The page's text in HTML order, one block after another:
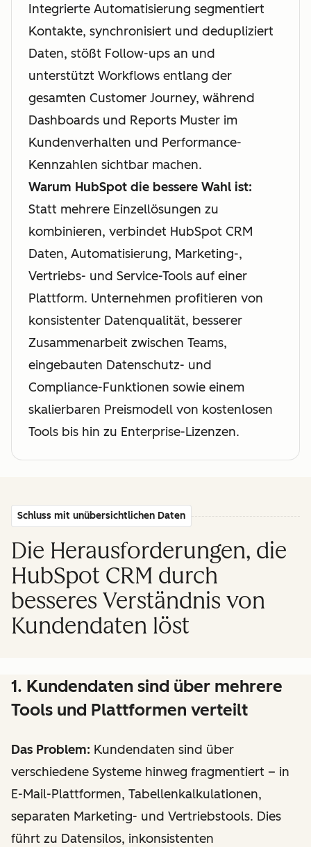
Integrierte Automatisierung segmentiert
Kontakte, synchronisiert und dedupliziert
Daten, stößt Follow-ups an und
unterstützt Workflows entlang der
gesamten Customer Journey, während
Dashboards und Reports Muster im
Kundenverhalten und Performance-
Kennzahlen sichtbar machen.
Warum HubSpot die bessere Wahl ist:
Statt mehrere Einzellösungen zu
kombinieren, verbindet HubSpot CRM
Daten, Automatisierung, Marketing-,
Vertriebs- und Service-Tools auf einer
Plattform. Unternehmen profitieren von
konsistenter Datenqualität, besserer
Zusammenarbeit zwischen Teams,
eingebauten Datenschutz- und
Compliance-Funktionen sowie einem
skalierbaren Preismodell von kostenlosen
Tools bis hin zu Enterprise-Lizenzen.
Schluss mit unübersichtlichen Daten
Die Herausforderungen, die
HubSpot CRM durch
besseres Verständnis von
Kundendaten löst
1. Kundendaten sind über mehrere
Tools und Plattformen verteilt
Das Problem: Kundendaten sind über
verschiedene Systeme hinweg fragmentiert – in
E-Mail-Plattformen, Tabellenkalkulationen,
separaten Marketing- und Vertriebstools. Dies
führt zu Datensilos, inkonsistenten